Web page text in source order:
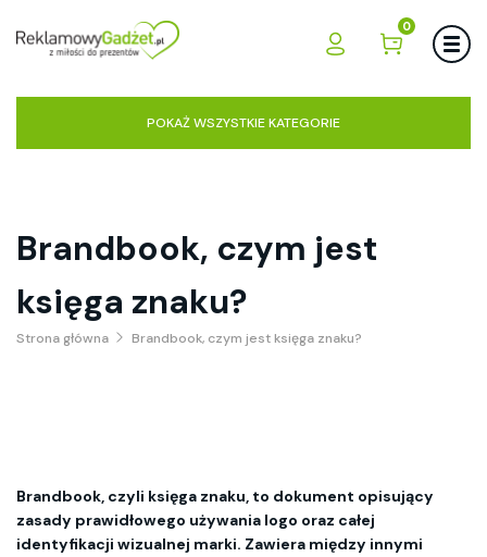
0
POKAŻ WSZYSTKIE KATEGORIE
Brandbook, czym jest
księga znaku?
Strona główna Brandbook, czym jest księga znaku?
Brandbook, czyli księga znaku, to dokument opisujący
zasady prawidłowego używania logo oraz całej
identyfikacji wizualnej marki. Zawiera między innymi